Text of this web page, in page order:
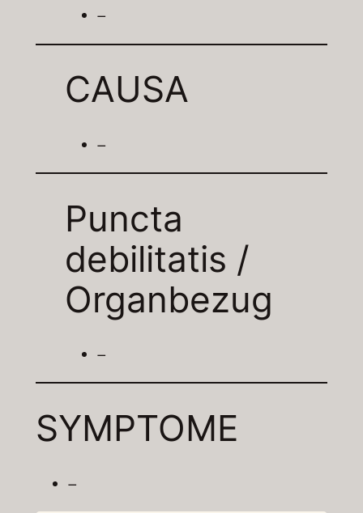
–
CAUSA
–
Puncta
debilitatis /
Organbezug
–
SYMPTOME
–